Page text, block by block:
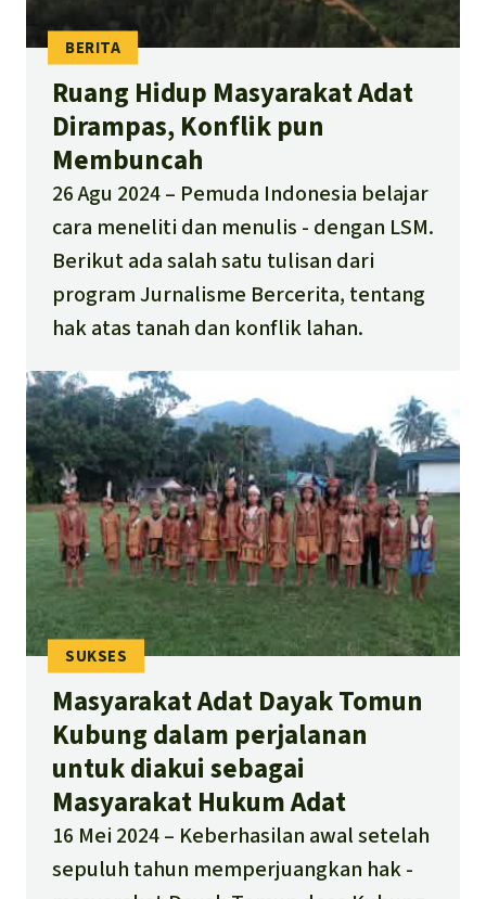
Ruang Hidup Masyarakat Adat
Dirampas, Konflik pun
Membuncah
26 Agu 2024
Pemuda Indonesia belajar
cara meneliti dan menulis - dengan LSM.
Berikut ada salah satu tulisan dari
program Jurnalisme Bercerita, tentang
hak atas tanah dan konflik lahan.
Masyarakat Adat Dayak Tomun
Kubung dalam perjalanan
untuk diakui sebagai
Masyarakat Hukum Adat
16 Mei 2024
Keberhasilan awal setelah
sepuluh tahun memperjuangkan hak -